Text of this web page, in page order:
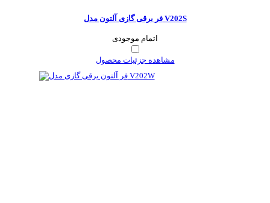
فر برقی گازی آلتون مدل V202S
اتمام موجودی
مشاهده جزئیات محصول